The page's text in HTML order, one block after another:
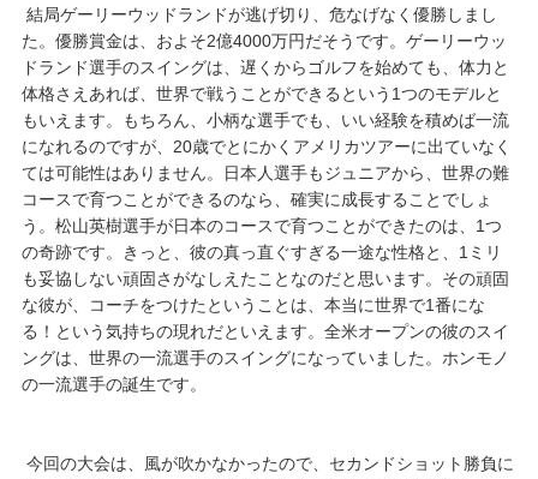
結局ゲーリーウッドランドが逃げ切り、危なげなく優勝しまし
た。優勝賞金は、およそ2億4000万円だそうです。ゲーリーウッ
ドランド選手のスイングは、遅くからゴルフを始めても、体力と
体格さえあれば、世界で戦うことができるという1つのモデルと
もいえます。もちろん、小柄な選手でも、いい経験を積めば一流
になれるのですが、20歳でとにかくアメリカツアーに出ていなく
ては可能性はありません。日本人選手もジュニアから、世界の難
コースで育つことができるのなら、確実に成長することでしょ
う。松山英樹選手が日本のコースで育つことができたのは、1つ
の奇跡です。きっと、彼の真っ直ぐすぎる一途な性格と、1ミリ
も妥協しない頑固さがなしえたことなのだと思います。その頑固
な彼が、コーチをつけたということは、本当に世界で1番にな
る！という気持ちの現れだといえます。全米オープンの彼のスイ
ングは、世界の一流選手のスイングになっていました。ホンモノ
の一流選手の誕生です。
今回の大会は、風が吹かなかったので、セカンドショット勝負に